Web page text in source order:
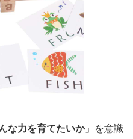
な力を育てたいか」を意識